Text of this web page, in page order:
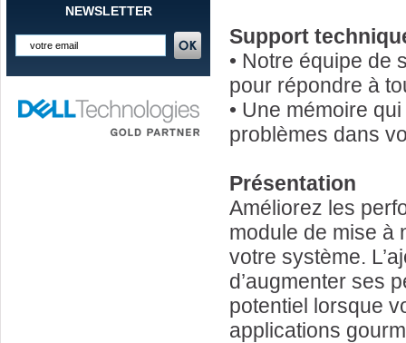
NEWSLETTER
Support
• Notre équipe de
pour répondre à
• Une mémoire
problèmes dans
Présentation
Améliorez les
module de mise à
votre système.
d’augmenter ses
potentiel lorsque
applications